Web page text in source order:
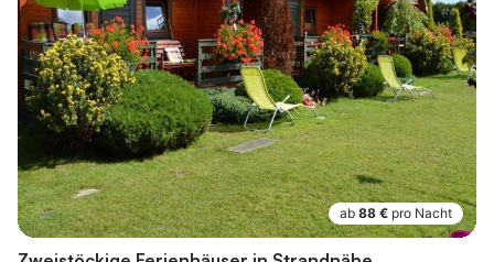
ab 88 € pro Nacht